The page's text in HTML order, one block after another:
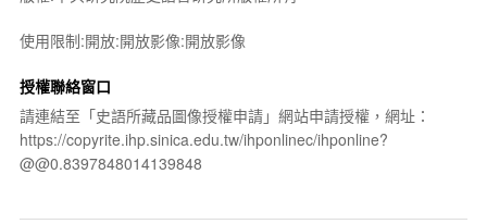
使用限制:開放:開放影像:開放影像
授權聯絡窗口
請連結至「史語所藏品圖像授權申請」網站申請授權，網址：
https://copyrite.ihp.sinica.edu.tw/ihponlinec/ihponline?
@@0.8397848014139848